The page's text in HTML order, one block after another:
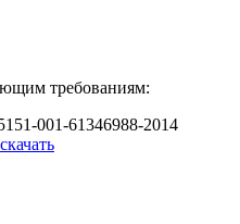
требованиям:
001-61346988-2014
скачать